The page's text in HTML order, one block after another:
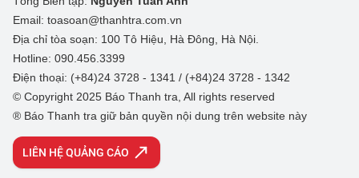
Email: toasoan@thanhtra.com.vn
Địa chỉ tòa soạn: 100 Tô Hiệu, Hà Đông, Hà Nội.
Hotline: 090.456.3399
Điện thoại: (+84)24 3728 - 1341 / (+84)24 3728 - 1342
© Copyright 2025 Báo Thanh tra, All rights reserved
® Báo Thanh tra giữ bản quyền nội dung trên website này
LIÊN HỆ QUẢNG CÁO